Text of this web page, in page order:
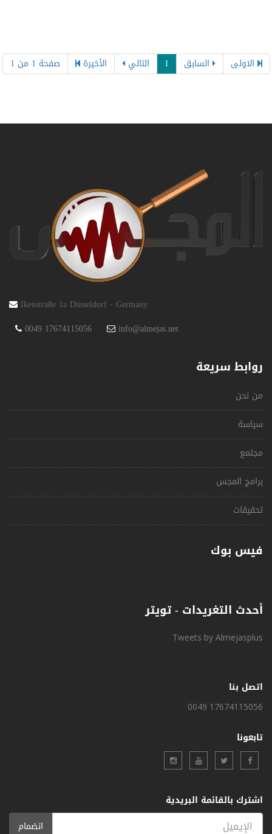
الاولى السابق 1 التالي الأخيرة صفحة 1 من 1
Ikenstraße 1a Düsseldorf - Germany.
0049 17674115056
info@almejas.net
روابط سريعة
من نحن
سياسة
مجتمع
برامج المجس
تحقيقات
فيس بوك
أحدث التغريدات - تويتر
Tweets by Almejasplus
اتصل بنا
0049 17674115056
تابعونا
اشترك بالقائمة البريدية
انضمام